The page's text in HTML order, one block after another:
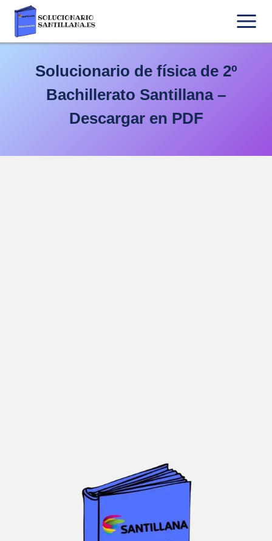
Saltar
contenido
Solucionario de física de 2º
Bachillerato Santillana –
Descargar en PDF